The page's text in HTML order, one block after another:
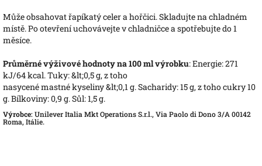
Může obsahovat řapíkatý celer a hořčici. Skladujte na chladném
místě. Po otevření uchovávejte v chladničce a spotřebujte do 1
měsíce.
Průměrné výživové hodnoty na 100 ml výrobku: Energie: 271
kJ/64 kcal. Tuky: &lt;0,5 g, z toho
nasycené mastné kyseliny &lt;0,1 g. Sacharidy: 15 g, z toho cukry 10
g. Bílkoviny: 0,9 g. Sůl: 1,5 g.
Výrobce: Unilever Italia Mkt Operations S.r.l., Via Paolo di Dono 3/A 00142
Roma, Itálie.